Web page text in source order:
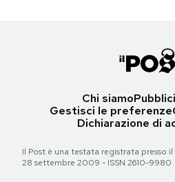
Chi siamo
Gestisci le preferenze
Dichiarazione di
Il Post è una testata registrata presso
28 settembre 2009 - ISSN 2610-9980